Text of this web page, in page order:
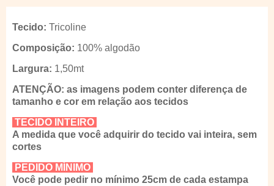
Tecido: Tricoline
Composição: 100% algodão
Largura: 1,50mt
ATENÇÃO: as imagens podem conter diferença de
tamanho e cor em relação aos tecidos
TECIDO INTEIRO
A medida que você adquirir do tecido vai inteira, sem
cortes
PEDIDO MÍNIMO
Você pode pedir no mínimo 25cm de cada estampa